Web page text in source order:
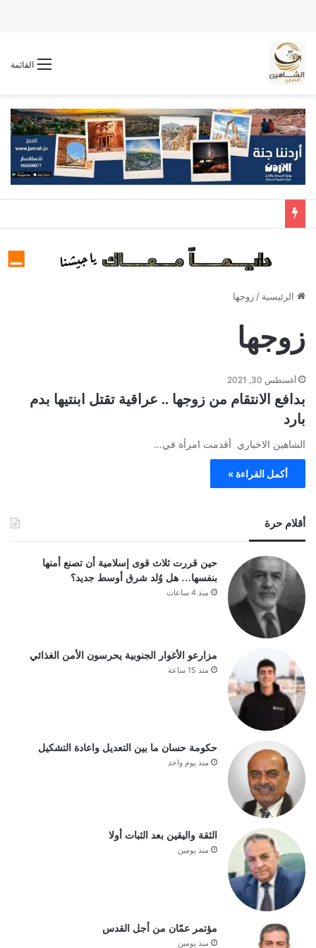
القائمة
الرئيسية / زوجها
زوجها
أغسطس 30, 2021
بدافع الانتقام من زوجها .. عراقية تقتل ابنتيها بدم
بارد
الشاهين الاخباري أقدمت امرأة في…
أكمل القراءة »
أقلام حرة
حين قررت ثلاث قوى إسلامية أن تصنع أمنها
بنفسها… هل وُلد شرق أوسط جديد؟
منذ 4 ساعات
مزارعو الأغوار الجنوبية يحرسون الأمن الغذائي
منذ 15 ساعة
حكومة حسان ما بين التعديل واعادة التشكيل
منذ يوم واحد
الثقة واليقين بعد الثبات أولا
منذ يومين
مؤتمر عمّان من أجل القدس
منذ يومين